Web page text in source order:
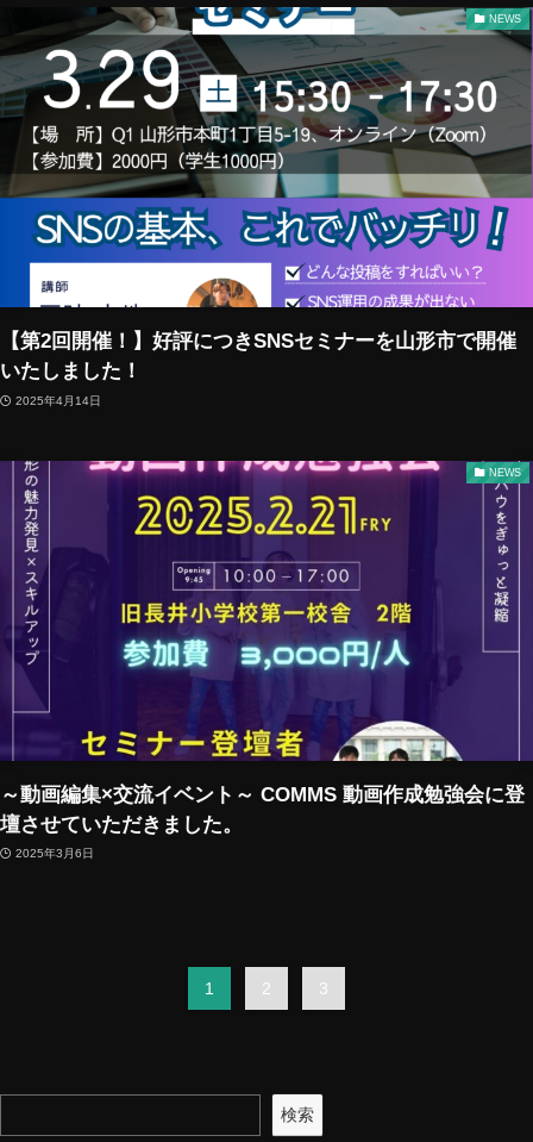
NEWS
【第2回開催！】好評につきSNSセミナーを山形市で開催
いたしました！
2025年4月14日
NEWS
～動画編集×交流イベント～ COMMS 動画作成勉強会に登
壇させていただきました。
2025年3月6日
1 2 3
検索